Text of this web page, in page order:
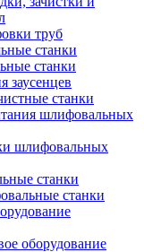
труб
станки
станки
заусенцев
станки
шлифовальных
шлифовальных
станки
станки
оборудование